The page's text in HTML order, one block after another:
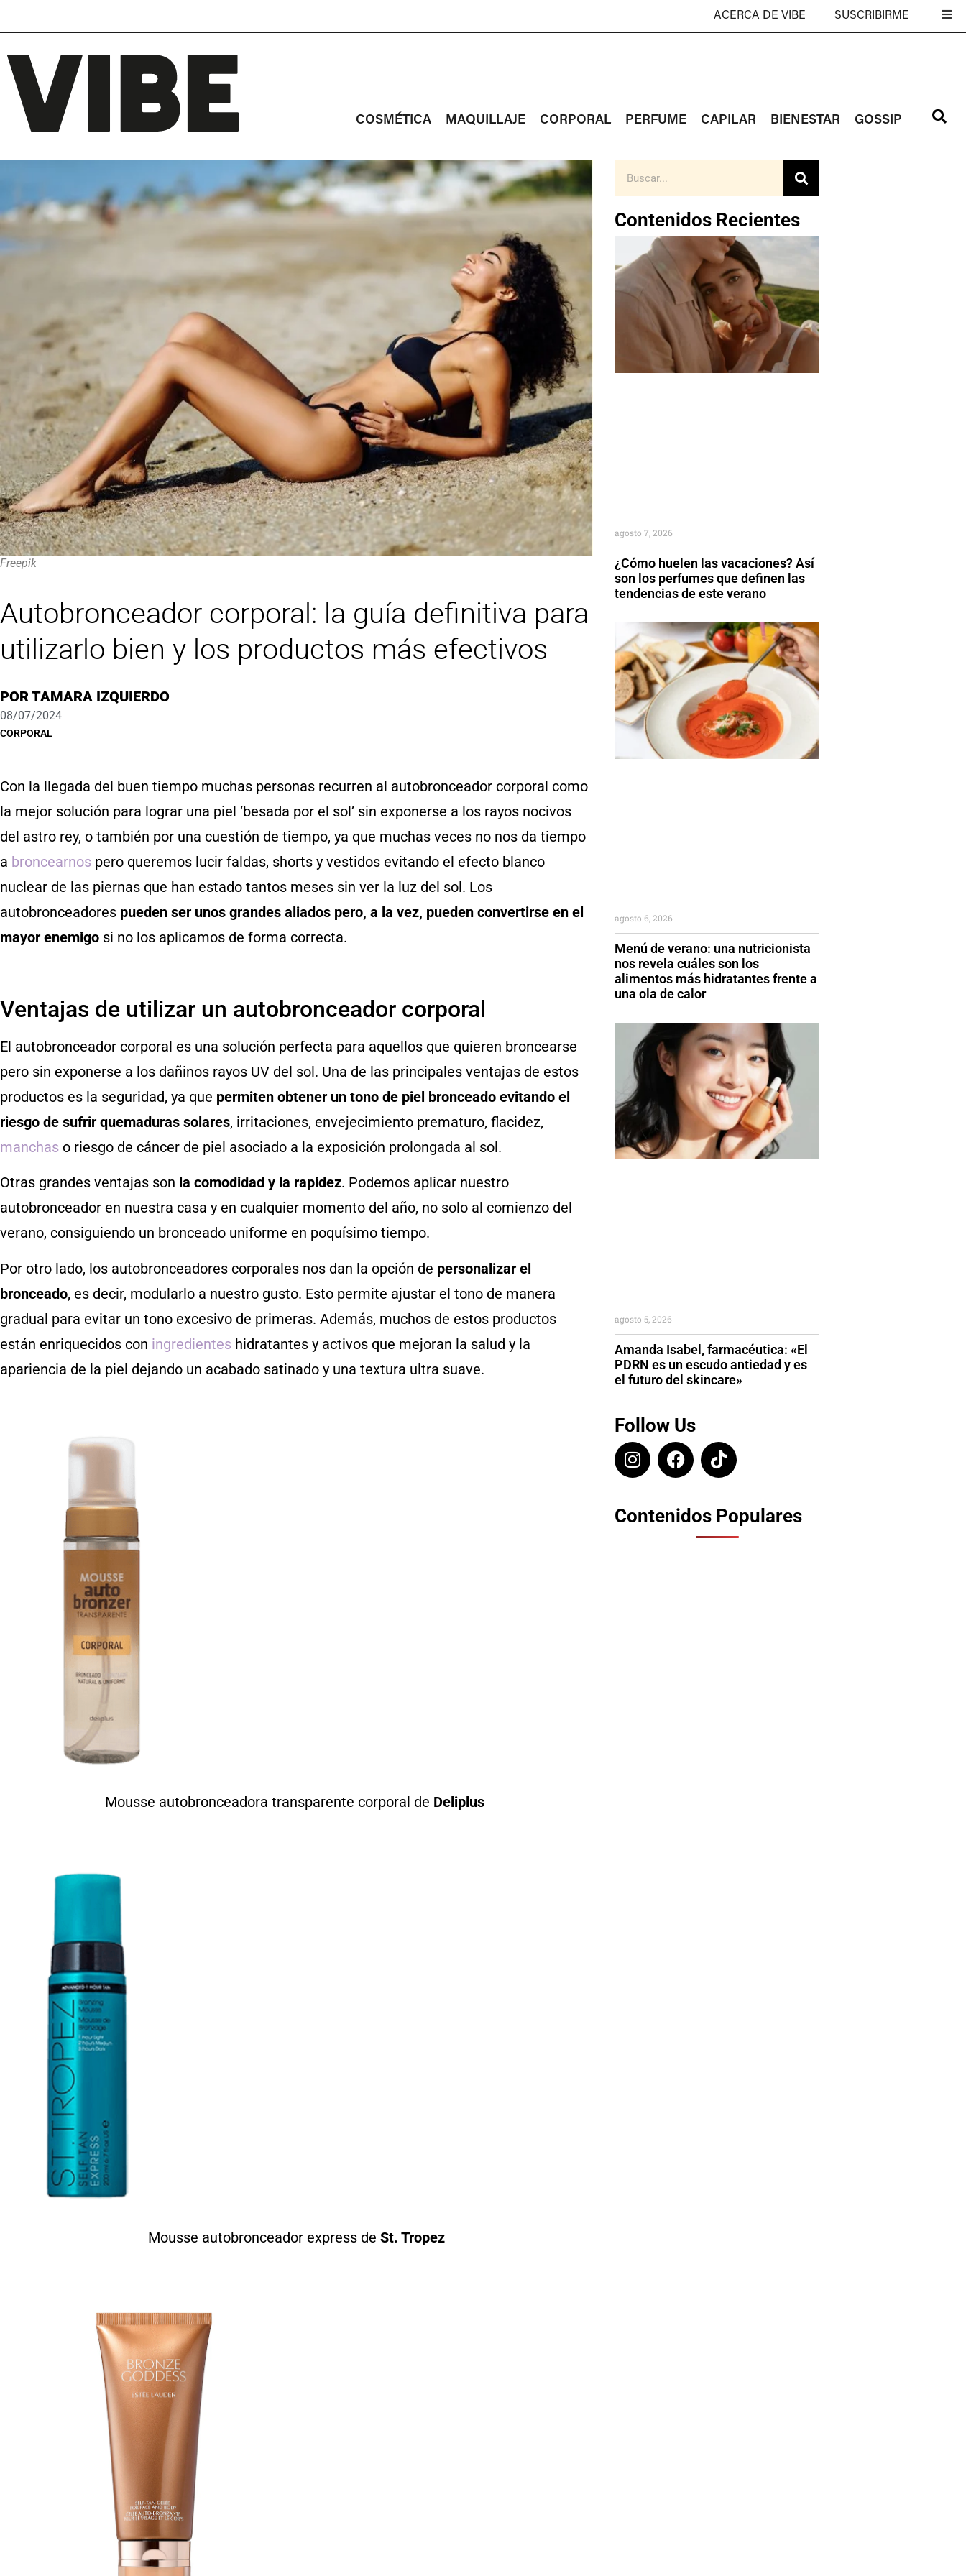
ACERCA DE VIBE SUSCRIBIRME
COSMÉTICA MAQUILLAJE CORPORAL PERFUME CAPILAR BIENESTAR GOSSIP
Freepik
Autobronceador corporal: la guía definitiva para
utilizarlo bien y los productos más efectivos
PORTAMARA IZQUIERDO
08/07/2024
CORPORAL
Con la llegada del buen tiempo muchas personas recurren al autobronceador corporal como
la mejor solución para lograr una piel ‘besada por el sol’ sin exponerse a los rayos nocivos
del astro rey, o también por una cuestión de tiempo, ya que muchas veces no nos da tiempo
a broncearnos pero queremos lucir faldas, shorts y vestidos evitando el efecto blanco
nuclear de las piernas que han estado tantos meses sin ver la luz del sol. Los
autobronceadores pueden ser unos grandes aliados pero, a la vez, pueden convertirse en el
mayor enemigo si no los aplicamos de forma correcta.
Ventajas de utilizar un autobronceador corporal
El autobronceador corporal es una solución perfecta para aquellos que quieren broncearse
pero sin exponerse a los dañinos rayos UV del sol. Una de las principales ventajas de estos
productos es la seguridad, ya que permiten obtener un tono de piel bronceado evitando el
riesgo de sufrir quemaduras solares, irritaciones, envejecimiento prematuro, flacidez,
manchas o riesgo de cáncer de piel asociado a la exposición prolongada al sol.
Otras grandes ventajas son la comodidad y la rapidez. Podemos aplicar nuestro
autobronceador en nuestra casa y en cualquier momento del año, no solo al comienzo del
verano, consiguiendo un bronceado uniforme en poquísimo tiempo.
Por otro lado, los autobronceadores corporales nos dan la opción de personalizar el
bronceado, es decir, modularlo a nuestro gusto. Esto permite ajustar el tono de manera
gradual para evitar un tono excesivo de primeras. Además, muchos de estos productos
están enriquecidos con ingredientes hidratantes y activos que mejoran la salud y la
apariencia de la piel dejando un acabado satinado y una textura ultra suave.
Mousse autobronceadora transparente corporal de Deliplus
Mousse autobronceador express de St. Tropez
Contenidos Recientes
¿Cómo huelen las vacaciones? Así
son los perfumes que definen las
tendencias de este verano
agosto 7, 2026
Menú de verano: una nutricionista
nos revela cuáles son los
alimentos más hidratantes frente a
una ola de calor
agosto 6, 2026
Amanda Isabel, farmacéutica: «El
PDRN es un escudo antiedad y es
el futuro del skincare»
agosto 5, 2026
Follow Us
Contenidos Populares